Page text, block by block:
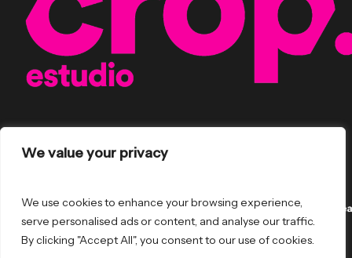
We value your privacy
We use cookies to enhance your browsing experience,
serve personalised ads or content, and analyse our traffic.
By clicking "Accept All", you consent to our use of cookies.
2026© Crop Estudio by